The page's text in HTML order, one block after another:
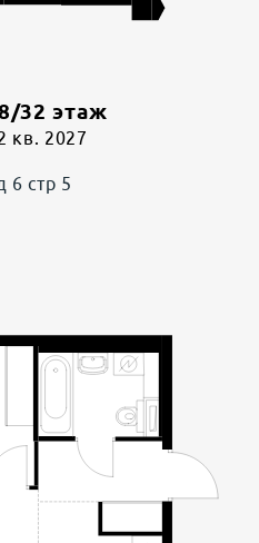
/32 этаж
кв. 2027
6 стр 5